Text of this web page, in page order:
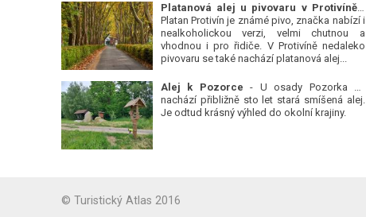
Platanová alej u pivovaru v Protivíně-
Platan Protivín je známé pivo, značka nabízí i
nealkoholickou verzi, velmi chutnou a
vhodnou i pro řidiče. V Protivíně nedaleko
pivovaru se také nachází platanová alej...
Alej k Pozorce - U osady Pozorka se
nachází přibližně sto let stará smíšená alej.
Je odtud krásný výhled do okolní krajiny.
© Turistický Atlas 2016